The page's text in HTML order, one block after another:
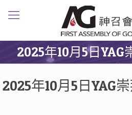
2025年10月5日YAG
2025年10月5日YAG